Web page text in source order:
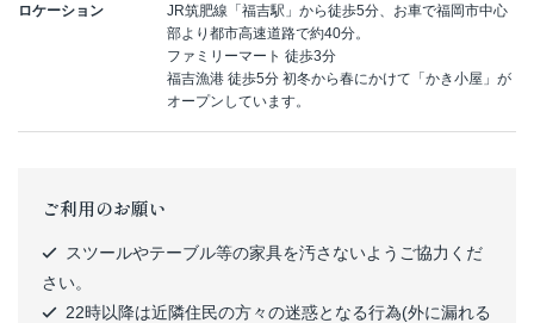
ロケーション
JR筑肥線「福吉駅」から徒歩5分、お車で福岡市中心
部より都市高速道路で約40分。
ファミリーマート 徒歩3分
福吉漁港 徒歩5分 初冬から春にかけて「かき小屋」が
オープンしています。
ご利用のお願い
スツールやテーブル等の家具を汚さないようご協力くだ
さい。
22時以降は近隣住民の方々の迷惑となる行為(外に漏れる